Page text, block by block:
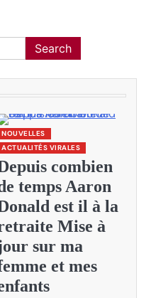
NOUVELLES
ACTUALITÉS VIRALES
combien
temps Aaron
est il à la
Mise à
sur ma
et mes